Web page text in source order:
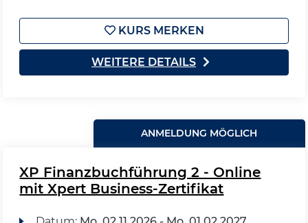
KURS MERKEN
WEITERE DETAILS
ANMELDUNG MÖGLICH
XP Finanzbuchführung 2 - Online
mit Xpert Business-Zertifikat